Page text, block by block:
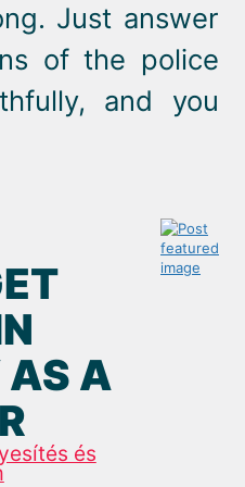
Just answer
of the police
and you
AS A
és